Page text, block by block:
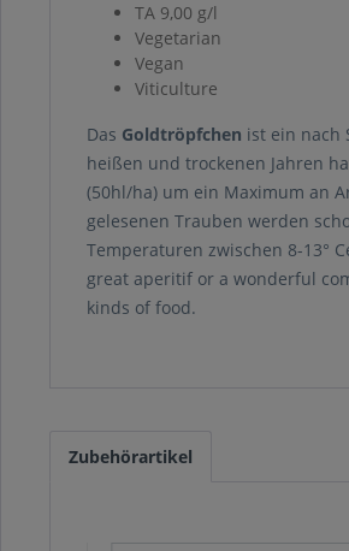
TA 9,00 g/l
Vegetarian
Vegan
Viticulture
Das Goldtröpfchen ist ein nach
heißen und trockenen Jahren
(50hl/ha) um ein Maximum an
gelesenen Trauben werden
Temperaturen zwischen 8-13°
great aperitif or a wonderful
kinds of food.
Zubehörartikel